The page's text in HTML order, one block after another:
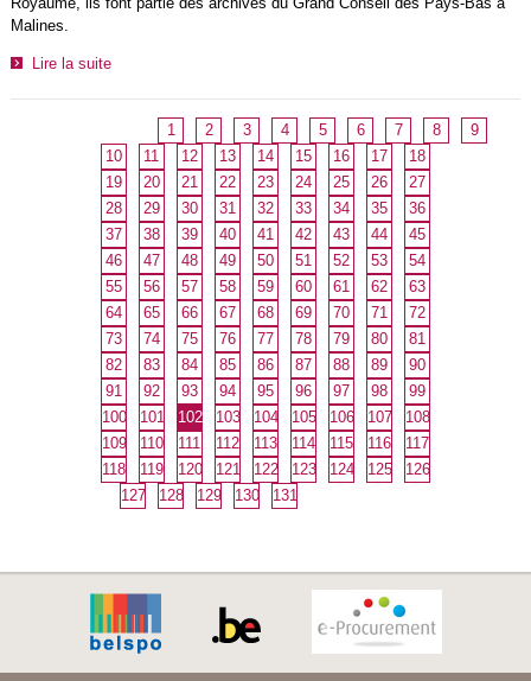
Malines.
Lire la suite
1 2 3 4 5 6 7 8
9
10
11 12 13 14 15 16 17
18
19
20 21 22 23 24 25 26
27
28
29 30 31 32 33 34 35
36
37
38 39 40 41 42 43 44
45
46
47 48 49 50 51 52 53
54
55
56 57 58 59 60 61 62
63
64
65 66 67 68 69 70 71
72
73
74 75 76 77 78 79 80
81
82
83 84 85 86 87 88 89
90
91
92 93 94 95 96 97 98
99
100
101 102 103 104 105 106 107
108
109
110 111 112 113 114 115 116
117
118
119 120 121 122 123 124 125
126
127
128 129 130 131